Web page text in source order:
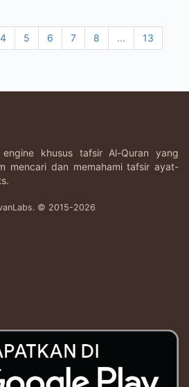
4 5 6 7 8 ...
13
khusus tafsir Al-Quran yang
mencari dan memahami tafsir ayat-
© 2015-2026